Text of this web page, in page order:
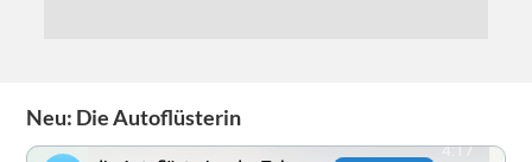
Neu: Die Autoflüsterin